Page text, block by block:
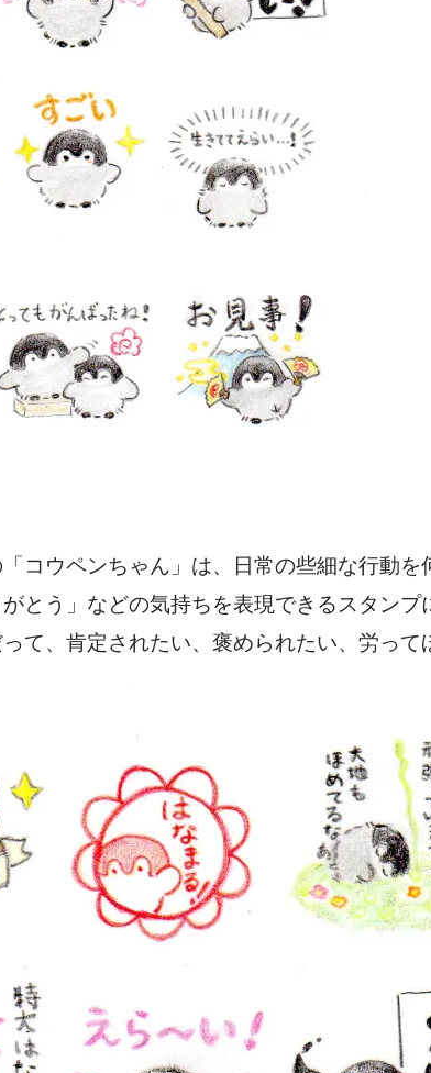
コウペンちゃん」は、日常の些細な行動を
がとう」などの気持ちを表現できるスタンプ
て、肯定されたい、褒められたい、労って